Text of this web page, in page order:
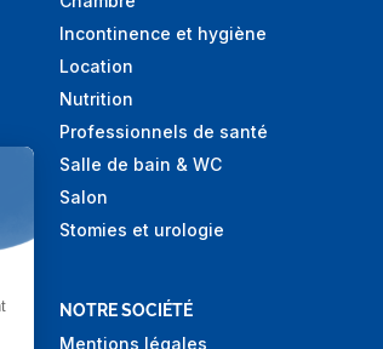
Incontinence et hygiène
Location
Nutrition
Professionnels de santé
Salle de bain & WC
Salon
Stomies et urologie
NOTRE SOCIÉTÉ
Mentions légales